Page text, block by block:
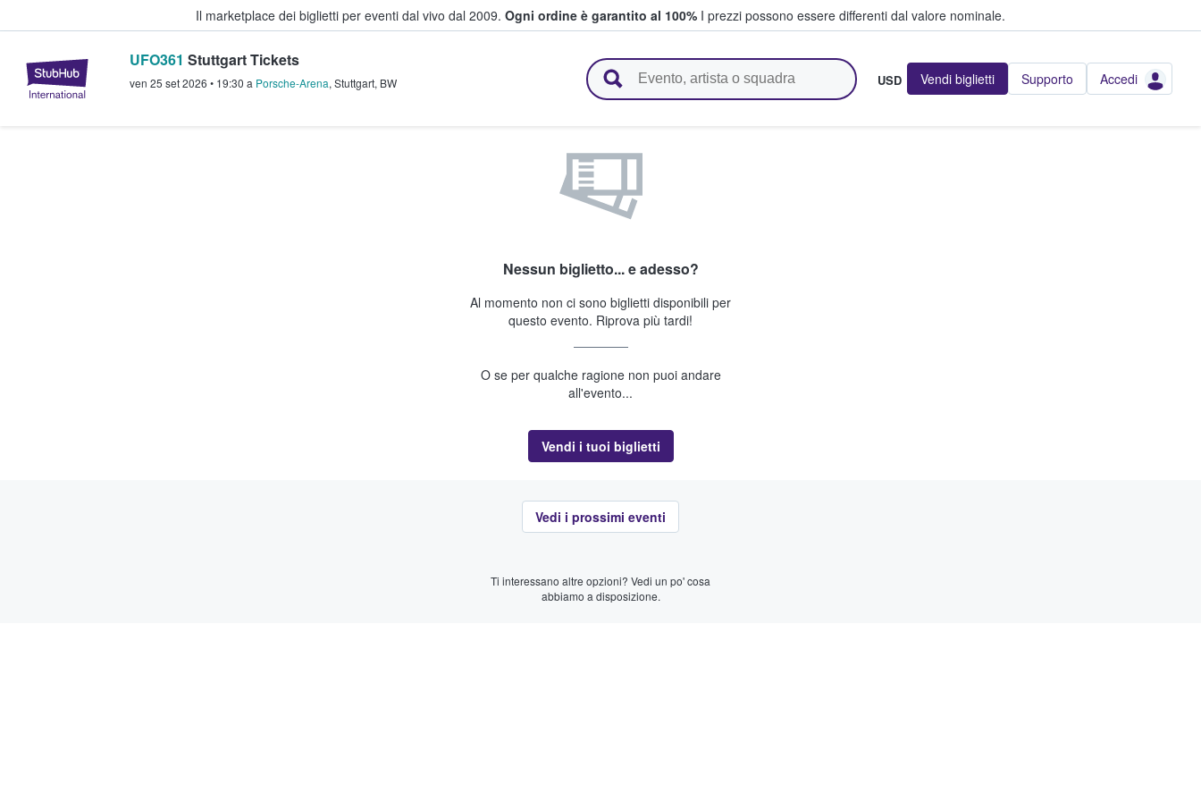
Il marketplace dei biglietti per eventi dal vivo dal 2009. Ogni ordine è garantito al 100% I prezzi possono essere differenti dal valore nominale.
StubHub - Dove i fan comprano e vendono biglietti
UFO361 Stuttgart Tickets
ven 25 set 2026 • 19:30 a Porsche-Arena, Stuttgart, BW USD Vendi biglietti Supporto Accedi
Nessun biglietto... e adesso?
Al momento non ci sono biglietti disponibili per
questo evento. Riprova più tardi!
O se per qualche ragione non puoi andare
all'evento...
Vendi i tuoi biglietti
Vedi i prossimi eventi
Ti interessano altre opzioni? Vedi un po' cosa
abbiamo a disposizione.